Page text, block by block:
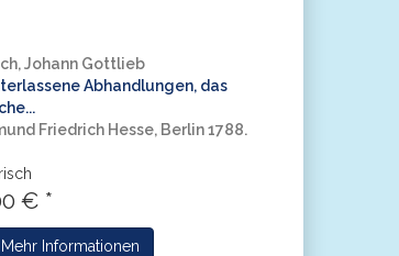
Johann Gottlieb
Abhandlungen, das
Friedrich Hesse, Berlin 1788.
€ *
Mehr Informationen